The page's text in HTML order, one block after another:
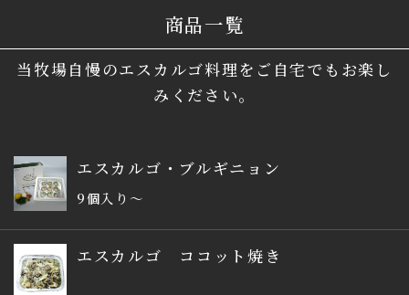
商品一覧
当牧場自慢のエスカルゴ料理をご自宅でもお楽し
みください。
エスカルゴ・ブルギニョン
9個入り～
エスカルゴ ココット焼き